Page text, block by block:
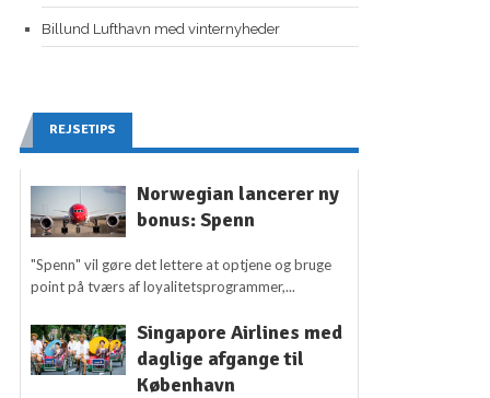
Billund Lufthavn med vinternyheder
REJSETIPS
Norwegian lancerer ny
bonus: Spenn
"Spenn" vil gøre det lettere at optjene og bruge
point på tværs af loyalitetsprogrammer,...
Singapore Airlines med
daglige afgange til
København